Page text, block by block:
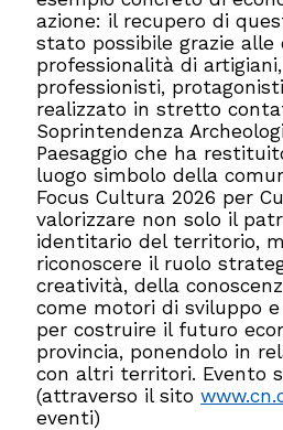
azione: il recupero di
stato possibile grazie alle
professionalità di
professionisti,
realizzato in stretto
Soprintendenza
Paesaggio che ha
luogo simbolo della
Focus Cultura 2026 per
valorizzare non solo il
identitario del territorio,
riconoscere il ruolo
creatività, della
come motori di sviluppo
per costruire il futuro
provincia, ponendolo in
con altri territori. Evento
(attraverso il sito
eventi)